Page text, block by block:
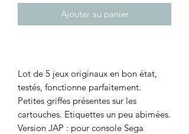
Ajouter au panier
Lot de 5 jeux originaux en bon état,
testés, fonctionne parfaitement.
Petites griffes présentes sur les
cartouches. Etiquettes un peu abimées.
Version JAP : pour console Sega